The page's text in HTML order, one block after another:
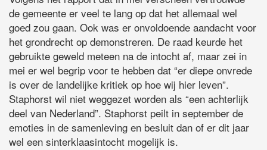
de gemeente er veel te lang op dat het allemaal wel
goed zou gaan. Ook was er onvoldoende aandacht voor
het grondrecht op demonstreren. De raad keurde het
gebruikte geweld meteen na de intocht af, maar zei in
mei er wel begrip voor te hebben dat “er diepe onvrede
is over de landelijke kritiek op hoe wij hier leven”.
Staphorst wil niet weggezet worden als “een achterlijk
deel van Nederland”. Staphorst peilt in september de
emoties in de samenleving en besluit dan of er dit jaar
wel een sinterklaasintocht mogelijk is.